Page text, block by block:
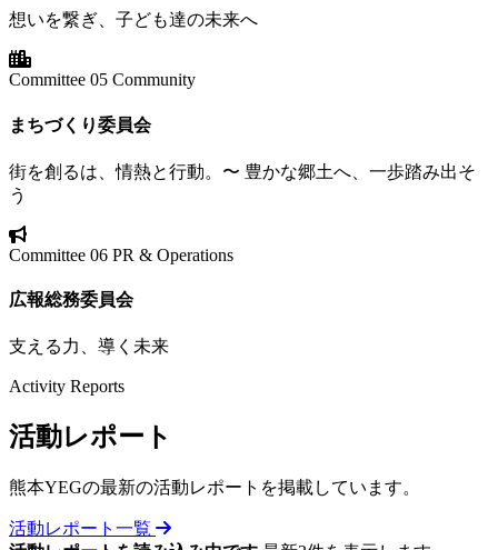
想いを繋ぎ、子ども達の未来へ
Committee 05 Community
まちづくり委員会
街を創るは、情熱と行動。〜 豊かな郷土へ、一歩踏み出そ
う
Committee 06 PR & Operations
広報総務委員会
支える力、導く未来
Activity Reports
活動レポート
熊本YEGの最新の活動レポートを掲載しています。
活動レポート一覧